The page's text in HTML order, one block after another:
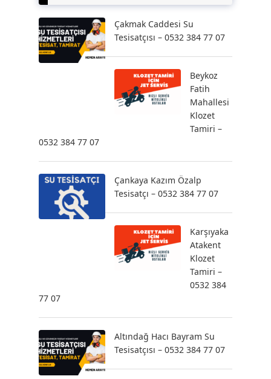
Çakmak Caddesi Su
Tesisatçısı – 0532 384 77 07
Beykoz
Fatih
Mahallesi
Klozet
Tamiri –
0532 384 77 07
Çankaya Kazım Özalp
Tesisatçı – 0532 384 77 07
Karşıyaka
Atakent
Klozet
Tamiri –
0532 384
77 07
Altındağ Hacı Bayram Su
Tesisatçısı – 0532 384 77 07